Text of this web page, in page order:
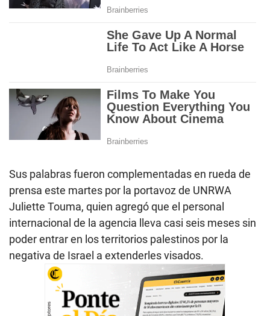
Sus palabras fueron complementadas en rueda de
prensa este martes por la portavoz de UNRWA
Juliette Touma, quien agregó que el personal
internacional de la agencia lleva casi seis meses sin
poder entrar en los territorios palestinos por la
negativa de Israel a extenderles visados.